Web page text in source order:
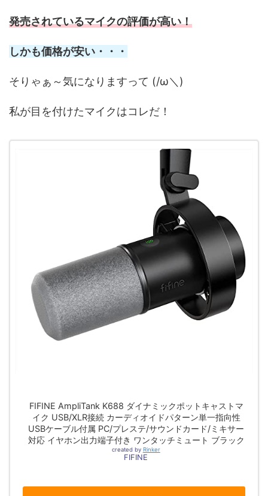
発売されているマイクの評価が高い！
しかも価格が安い・・・
そりゃぁ～気になりますって (/ω＼)
私が目を付けたマイクはコレだ！
FIFINE AmpliTank K688 ダイナミックポットキャストマ
イク USB/XLR接続 カーディオイドパターン単一指向性
USBケーブル付属 PC/プレステ/サウンドカード/ミキサー
対応 イヤホン出力端子付き ワンタッチミュート ブラック
created by Rinker
FIFINE